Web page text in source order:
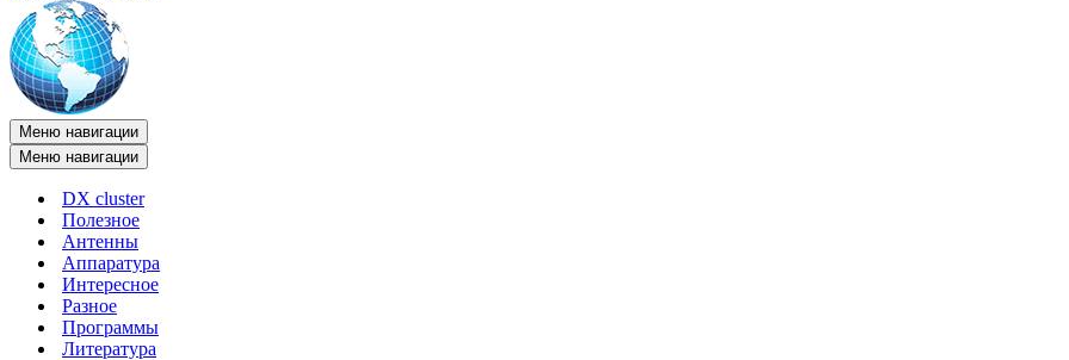
Меню навигации
Меню навигации
DX cluster
Полезное
Антенны
Аппаратура
Интересное
Разное
Программы
Литература